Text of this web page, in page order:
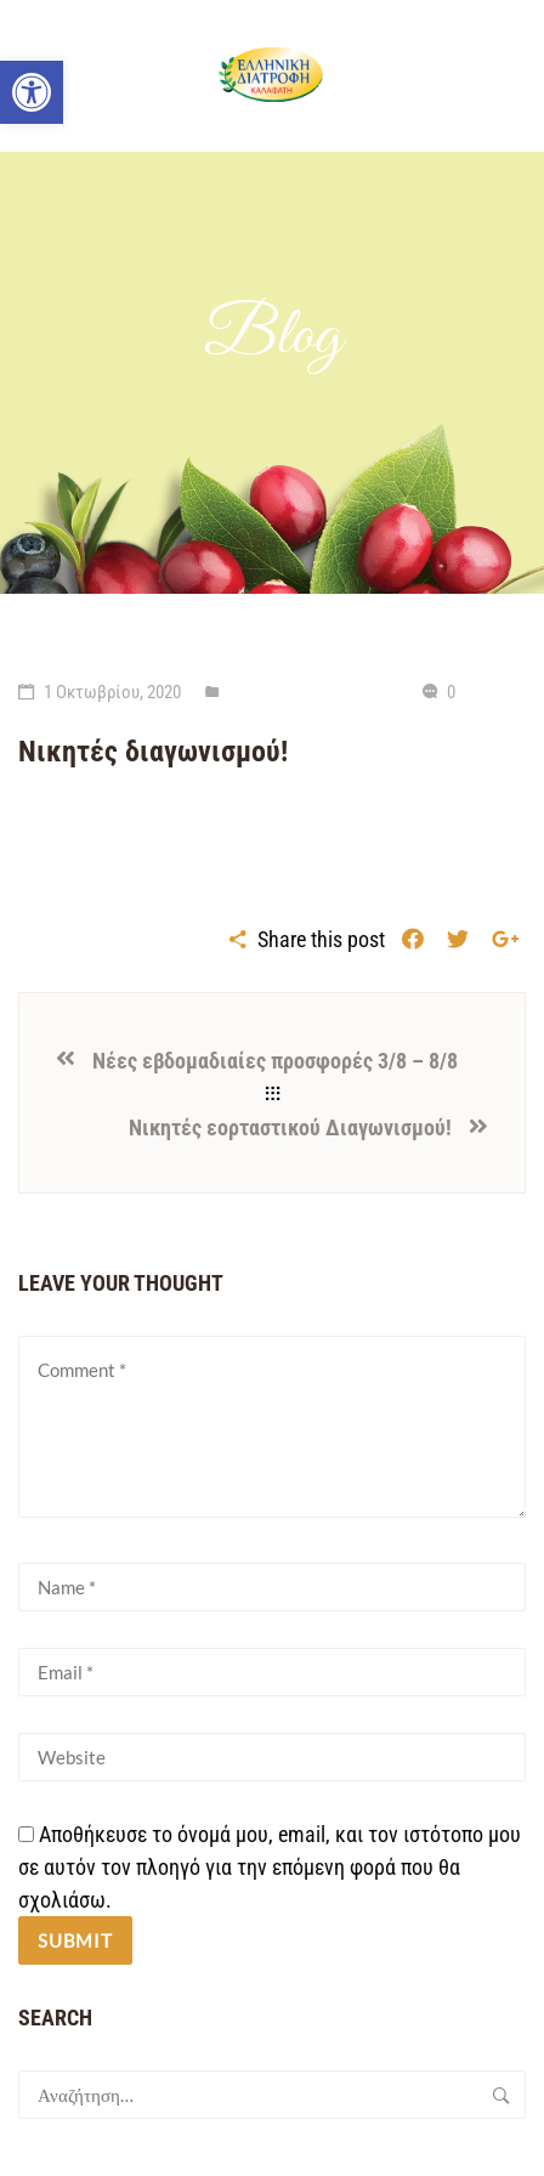
Ανοίξτε τη γραμμή εργαλείων
Blog
1 Οκτωβρίου, 2020 0
Νικητές διαγωνισμού!
Share this post
Νέες εβδομαδιαίες προσφορές 3/8 – 8/8
Νικητές εορταστικού Διαγωνισμού!
LEAVE YOUR THOUGHT
Αποθήκευσε το όνομά μου, email, και τον ιστότοπο μου
σε αυτόν τον πλοηγό για την επόμενη φορά που θα
σχολιάσω.
SEARCH
Αναζήτηση